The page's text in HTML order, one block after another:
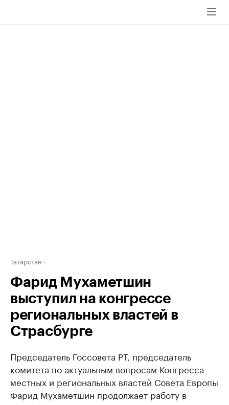
Татарстан
Фарид Мухаметшин
выступил на конгрессе
региональных властей в
Страсбурге
Председатель Госсовета РТ, председатель
комитета по актуальным вопросам Конгресса
местных и региональных властей Совета Европы
Фарид Мухаметшин продолжает работу в